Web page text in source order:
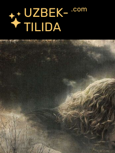
UZBEK-
TILIDA
.com